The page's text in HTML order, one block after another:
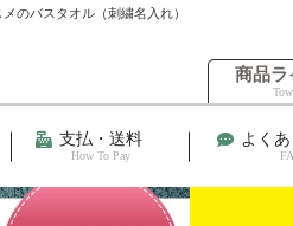
のバスタオル（刺繍名入れ）
商品ラ
支払・送料
How To Pay
よく